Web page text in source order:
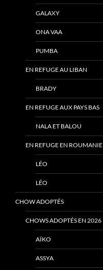
GALAXY
ONA VAA
PUMBA
EN REFUGE AU LIBAN
BRADY
EN REFUGE AUX PAYS BAS
NALA ET BALOU
EN REFUGE EN ROUMANIE
LÉO
LÉO
CHOW ADOPTÉS
CHOWS ADOPTÉS EN 2026
AÏKO
ASSYA